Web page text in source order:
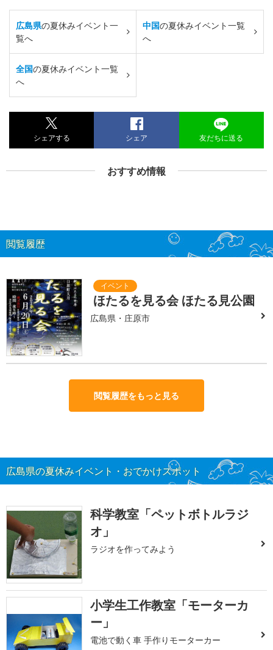
広島県の夏休みイベント一
覧へ
中国の夏休みイベント一覧
へ
全国の夏休みイベント一覧
へ
シェアする シェア 友だちに送る
おすすめ情報
閲覧履歴
ほたるを見る会 ほたる見公園
広島県・庄原市
閲覧履歴をもっと見る
広島県の夏休みイベント・おでかけスポット
科学教室「ペットボトルラジ
オ」
ラジオを作ってみよう
小学生工作教室「モーターカ
ー」
電池で動く車 手作りモーターカー